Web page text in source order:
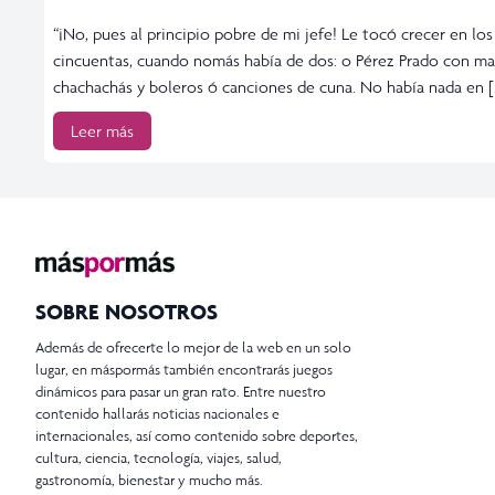
“¡No, pues al principio pobre de mi jefe! Le tocó crecer en los
cincuentas, cuando nomás había de dos: o Pérez Prado con
chachachás y boleros ó canciones de cuna. No había nada en
Leer más
SOBRE NOSOTROS
Además de ofrecerte lo mejor de la web en un solo
lugar, en máspormás también encontrarás juegos
dinámicos para pasar un gran rato. Entre nuestro
contenido hallarás noticias nacionales e
internacionales, así como contenido sobre deportes,
cultura, ciencia, tecnología, viajes, salud,
gastronomía, bienestar y mucho más.